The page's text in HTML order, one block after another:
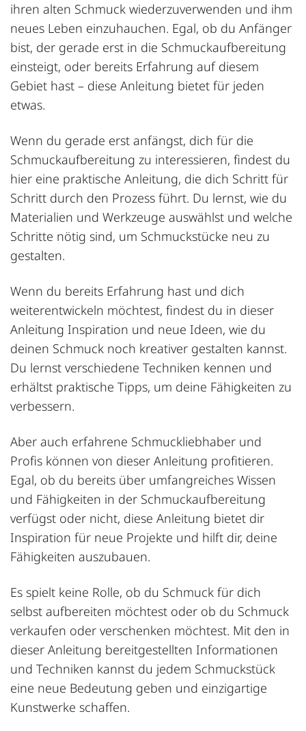
ihren alten Schmuck wiederzuverwenden und ihm
neues Leben einzuhauchen. Egal, ob du Anfänger
bist, der gerade erst in die Schmuckaufbereitung
einsteigt, oder bereits Erfahrung auf diesem
Gebiet hast – diese Anleitung bietet für jeden
etwas.
Wenn du gerade erst anfängst, dich für die
Schmuckaufbereitung zu interessieren, findest du
hier eine praktische Anleitung, die dich Schritt für
Schritt durch den Prozess führt. Du lernst, wie du
Materialien und Werkzeuge auswählst und welche
Schritte nötig sind, um Schmuckstücke neu zu
gestalten.
Wenn du bereits Erfahrung hast und dich
weiterentwickeln möchtest, findest du in dieser
Anleitung Inspiration und neue Ideen, wie du
deinen Schmuck noch kreativer gestalten kannst.
Du lernst verschiedene Techniken kennen und
erhältst praktische Tipps, um deine Fähigkeiten zu
verbessern.
Aber auch erfahrene Schmuckliebhaber und
Profis können von dieser Anleitung profitieren.
Egal, ob du bereits über umfangreiches Wissen
und Fähigkeiten in der Schmuckaufbereitung
verfügst oder nicht, diese Anleitung bietet dir
Inspiration für neue Projekte und hilft dir, deine
Fähigkeiten auszubauen.
Es spielt keine Rolle, ob du Schmuck für dich
selbst aufbereiten möchtest oder ob du Schmuck
verkaufen oder verschenken möchtest. Mit den in
dieser Anleitung bereitgestellten Informationen
und Techniken kannst du jedem Schmuckstück
eine neue Bedeutung geben und einzigartige
Kunstwerke schaffen.